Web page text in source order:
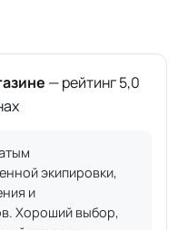
— рейтинг 5,0
экипировки,
и
Хороший выбор,